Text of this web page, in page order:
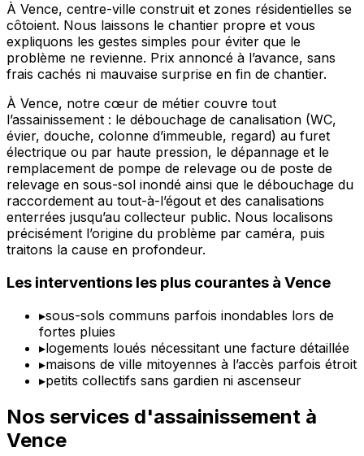
À Vence, centre-ville construit et zones résidentielles se
côtoient. Nous laissons le chantier propre et vous
expliquons les gestes simples pour éviter que le
problème ne revienne. Prix annoncé à l’avance, sans
frais cachés ni mauvaise surprise en fin de chantier.
À Vence, notre cœur de métier couvre tout
l’assainissement : le débouchage de canalisation (WC,
évier, douche, colonne d’immeuble, regard) au furet
électrique ou par haute pression, le dépannage et le
remplacement de pompe de relevage ou de poste de
relevage en sous-sol inondé ainsi que le débouchage du
raccordement au tout-à-l’égout et des canalisations
enterrées jusqu’au collecteur public. Nous localisons
précisément l’origine du problème par caméra, puis
traitons la cause en profondeur.
Les interventions les plus courantes à Vence
▸sous-sols communs parfois inondables lors de
fortes pluies
▸logements loués nécessitant une facture détaillée
▸maisons de ville mitoyennes à l’accès parfois étroit
▸petits collectifs sans gardien ni ascenseur
Nos services d'assainissement à
Vence